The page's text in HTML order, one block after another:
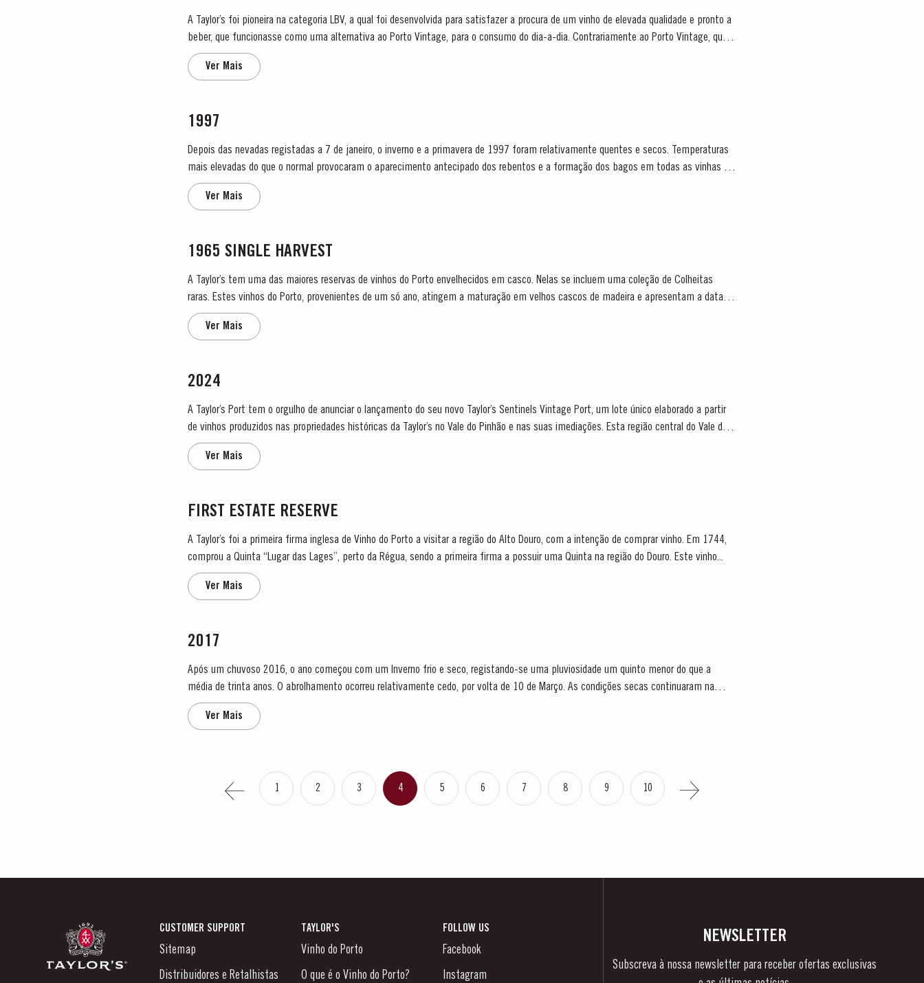
A Taylor’s foi pioneira na categoria LBV, a qual foi desenvolvida para satisfazer a procura de um vinho de elevada qualidade e pronto a
beber, que funcionasse como uma alternativa ao Porto Vintage, para o consumo do dia-a-dia. Contrariamente ao Porto Vintage, que é
engarrafado após dois anos em madeira e que envelhece na...
Ver Mais
1997
Depois das nevadas registadas a 7 de janeiro, o inverno e a primavera de 1997 foram relativamente quentes e secos. Temperaturas
mais elevadas do que o normal provocaram o aparecimento antecipado dos rebentos e a formação dos bagos em todas as vinhas foi
muito boa. O tempo durante a vindima foi extremamente quente e como...
Ver Mais
1965 SINGLE HARVEST
A Taylor’s tem uma das maiores reservas de vinhos do Porto envelhecidos em casco. Nelas se incluem uma coleção de Colheitas
raras. Estes vinhos do Porto, provenientes de um só ano, atingem a maturação em velhos cascos de madeira e apresentam a data de
colheita no rótulo. Estes maravilhosos,...
Ver Mais
2024
A Taylor’s Port tem o orgulho de anunciar o lançamento do seu novo Taylor’s Sentinels Vintage Port, um lote único elaborado a partir
de vinhos produzidos nas propriedades históricas da Taylor’s no Vale do Pinhão e nas suas imediações. Esta região central do Vale do
Douro é...
Ver Mais
FIRST ESTATE RESERVE
A Taylor’s foi a primeira firma inglesa de Vinho do Porto a visitar a região do Alto Douro, com a intenção de comprar vinho. Em 1744,
comprou a Quinta “Lugar das Lages”, perto da Régua, sendo a primeira firma a possuir uma Quinta na região do Douro. Este vinho...
Ver Mais
2017
Após um chuvoso 2016, o ano começou com um Inverno frio e seco, registando-se uma pluviosidade um quinto menor do que a
média de trinta anos. O abrolhamento ocorreu relativamente cedo, por volta de 10 de Março. As condições secas continuaram na
Primavera e o clima quente de Abril e Maio estimulou o...
Ver Mais
1 2 3 4 5 6 7 8 9 10
CUSTOMER SUPPORT
Sitemap
Distribuidores e Retalhistas
TAYLOR'S
Vinho do Porto
O que é o Vinho do Porto?
FOLLOW US
Facebook
Instagram
NEWSLETTER
Subscreva à nossa newsletter para receber ofertas exclusivas